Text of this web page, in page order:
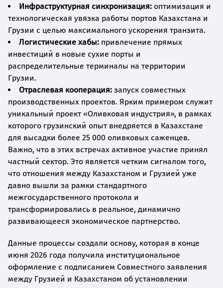
Инфраструктурная синхронизация: оптимизация и
технологическая увязка работы портов Казахстана и
Грузии с целью максимального ускорения транзита.
Логистические хабы: привлечение прямых
инвестиций в новые сухие порты и
распределительные терминалы на территории
Грузии.
Отраслевая кооперация: запуск совместных
производственных проектов. Ярким примером служит
уникальный проект «Оливковая индустрия», в рамках
которого грузинский опыт внедряется в Казахстане
для высадки более 25 000 оливковых саженцев.
Важно, что в этих встречах активное участие принял
частный сектор. Это является четким сигналом того,
что отношения между Казахстаном и Грузией уже
давно вышли за рамки стандартного
межгосударственного протокола и
трансформировались в реальное, динамично
развивающееся экономическое партнерство.
Данные процессы создали основу, которая в конце
июня 2026 года получила институциональное
оформление с подписанием Совместного заявления
между Грузией и Казахстаном об установлении